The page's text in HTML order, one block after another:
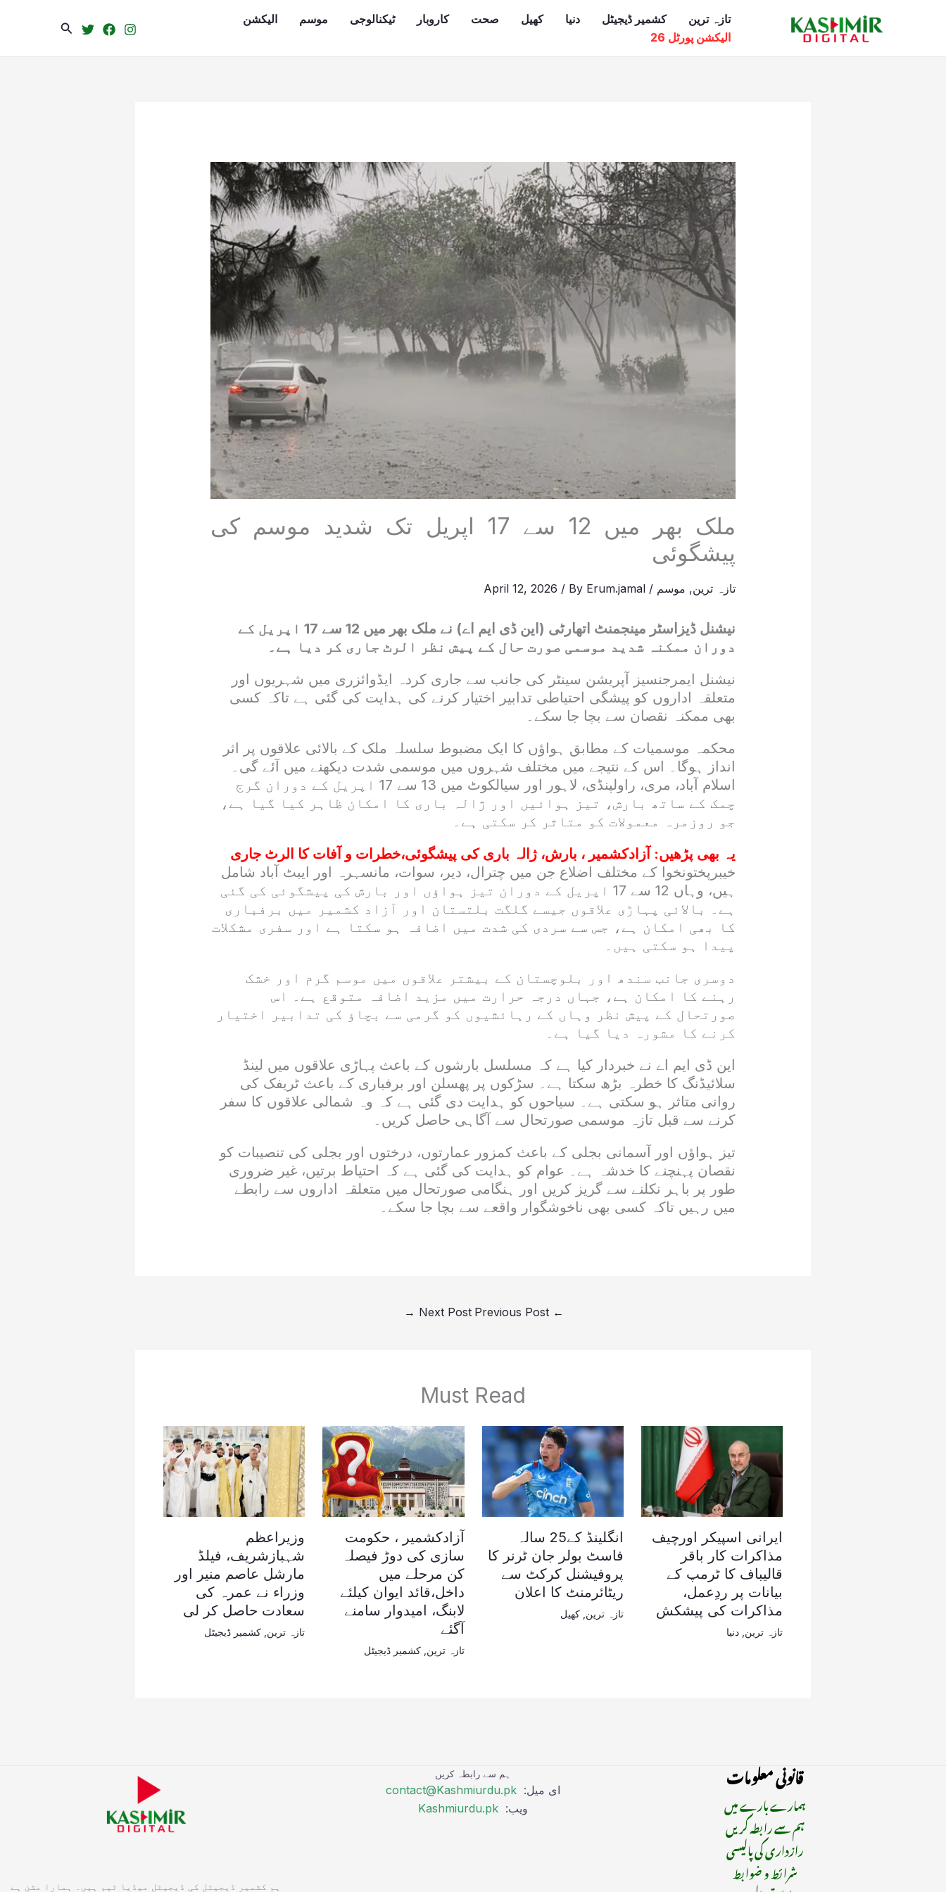
تازہ ترین کشمیر ڈیجیٹل دنیا کھیل صحت کاروبار ٹیکنالوجی موسم
الیکشن
الیکشن پورٹل 26
Search
ملک بھر میں 12 سے 17 اپریل تک شدید موسم کی
پیشگوئی
تازہ ترین, موسم /
April 12, 2026 / By Erum.jamal
نیشنل ڈیزاسٹر مینجمنٹ اتھارٹی (این ڈی ایم اے) نے ملک بھر میں 12 سے 17 اپریل کے
دوران ممکنہ شدید موسمی صورت حال کے پیش نظر الرٹ جاری کر دیا ہے۔
نیشنل ایمرجنسیز آپریشن سینٹر کی جانب سے جاری کردہ ایڈوائزری میں شہریوں اور
متعلقہ اداروں کو پیشگی احتیاطی تدابیر اختیار کرنے کی ہدایت کی گئی ہے تاکہ کسی
بھی ممکنہ نقصان سے بچا جا سکے۔
محکمہ موسمیات کے مطابق ہواؤں کا ایک مضبوط سلسلہ ملک کے بالائی علاقوں پر اثر
انداز ہوگا۔ اس کے نتیجے میں مختلف شہروں میں موسمی شدت دیکھنے میں آئے گی۔
اسلام آباد، مری، راولپنڈی، لاہور اور سیالکوٹ میں 13 سے 17 اپریل کے دوران گرج
چمک کے ساتھ بارش، تیز ہوائیں اور ژالہ باری کا امکان ظاہر کیا گیا ہے،
جو روزمرہ معمولات کو متاثر کر سکتی ہے۔
یہ بھی پڑھیں: آزادکشمیر ، بارش، ژالہ باری کی پیشگوئی،خطرات و آفات کا الرٹ جاری
خیبرپختونخوا کے مختلف اضلاع جن میں چترال، دیر، سوات، مانسہرہ اور ایبٹ آباد شامل
ہیں، وہاں 12 سے 17 اپریل کے دوران تیز ہواؤں اور بارش کی پیشگوئی کی گئی
ہے۔ بالائی پہاڑی علاقوں جیسے گلگت بلتستان اور آزاد کشمیر میں برفباری
کا بھی امکان ہے، جس سے سردی کی شدت میں اضافہ ہو سکتا ہے اور سفری مشکلات
پیدا ہو سکتی ہیں۔
دوسری جانب سندھ اور بلوچستان کے بیشتر علاقوں میں موسم گرم اور خشک
رہنے کا امکان ہے، جہاں درجہ حرارت میں مزید اضافہ متوقع ہے۔ اس
صورتحال کے پیش نظر وہاں کے رہائشیوں کو گرمی سے بچاؤ کی تدابیر اختیار
کرنے کا مشورہ دیا گیا ہے۔
این ڈی ایم اے نے خبردار کیا ہے کہ مسلسل بارشوں کے باعث پہاڑی علاقوں میں لینڈ
سلائیڈنگ کا خطرہ بڑھ سکتا ہے۔ سڑکوں پر پھسلن اور برفباری کے باعث ٹریفک کی
روانی متاثر ہو سکتی ہے۔ سیاحوں کو ہدایت دی گئی ہے کہ وہ شمالی علاقوں کا سفر
کرنے سے قبل تازہ موسمی صورتحال سے آگاہی حاصل کریں۔
تیز ہواؤں اور آسمانی بجلی کے باعث کمزور عمارتوں، درختوں اور بجلی کی تنصیبات کو
نقصان پہنچنے کا خدشہ ہے۔ عوام کو ہدایت کی گئی ہے کہ احتیاط برتیں، غیر ضروری
طور پر باہر نکلنے سے گریز کریں اور ہنگامی صورتحال میں متعلقہ اداروں سے رابطے
میں رہیں تاکہ کسی بھی ناخوشگوار واقعے سے بچا جا سکے۔
←
Next Post
→
Must Read
ایرانی اسپیکر اورچیف
مذاکرات کار باقر
قالیباف کا ٹرمپ کے
بیانات پر ردِعمل،
مذاکرات کی پیشکش
تازہ ترین دنیا
انگلینڈ کے25 سالہ
فاسٹ بولر جان ٹرنر کا
پروفیشنل کرکٹ سے
ریٹائرمنٹ کا اعلان
تازہ ترین ,کھیل
آزادکشمیر ، حکومت
سازی کی دوڑ فیصلہ
کن مرحلے میں
داخل،قائد ایوان کیلئے
لابنگ، امیدوار سامنے
آگئے
تازہ ترین ,کشمیر ڈیجیٹل
وزیراعظم
شہبازشریف، فیلڈ
مارشل عاصم منیر اور
وزراء نے عمرہ کی
سعادت حاصل کر لی
تازہ ترین کشمیر ڈیجیٹل
قانونی معلومات
ہمارے بارے میں
ہم سے رابطہ کریں
رازداری کی پالیسی
شرائط و ضوابط
ہم سے رابطہ کریں
ای میل: contact@Kashmiurdu.pk
ویب: Kashmiurdu.pk
ہم کشمیر ڈیجیٹل کی ڈیجیٹل میڈیا ٹیم ہیں۔ ہمارا مشن ہے